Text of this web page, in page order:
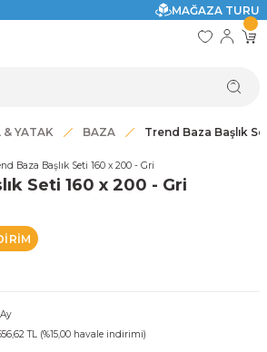
MAĞAZA TURU
Geri Dön
Geri Dön
Geri Dön
Geri Dön
Geri Dön
Geri Dön
& YATAK BAZA Trend Baza Başlık
Seti 160 x 200 - Gri
TL (%15,00 havale indirimi)